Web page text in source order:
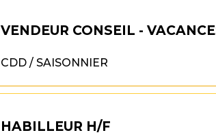
VENDEUR CONSEIL -
CDD / SAISONNIER
HABILLEUR H/F